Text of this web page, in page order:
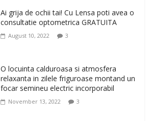
antirid Ivatherm pentru o piele neteda si
elastica.
February 6, 2026
brand Ray-Ban. Ochelarii de soare de
dama, patrati, Ray-Ban, in culoarea
auriu-verde
January 31, 2026 0
Ai grija de ochii tai! Cu Lensa poti avea o
consultatie optometrica GRATUITA
August 10, 2022 3
O locuinta calduroasa si atmosfera
relaxanta in zilele friguroase montand un
focar semineu electric incorporabil
November 13, 2022 3